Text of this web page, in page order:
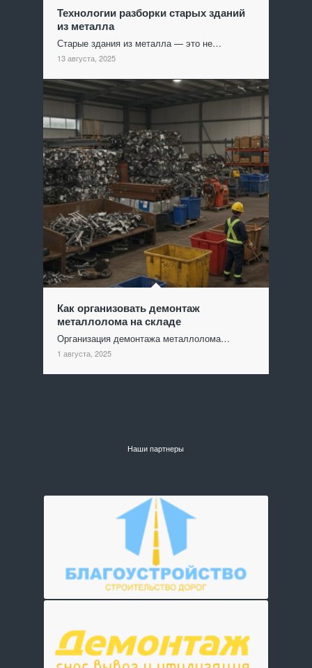
Технологии разборки старых зданий
из металла
Старые здания из металла — это не…
13 августа, 2025
Как организовать демонтаж
металлолома на складе
Организация демонтажа металлолома…
1 августа, 2025
Наши партнеры